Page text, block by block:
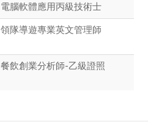
電腦軟體應用丙級技術士
領隊導遊專業英文管理師
餐飲創業分析師-乙級證照